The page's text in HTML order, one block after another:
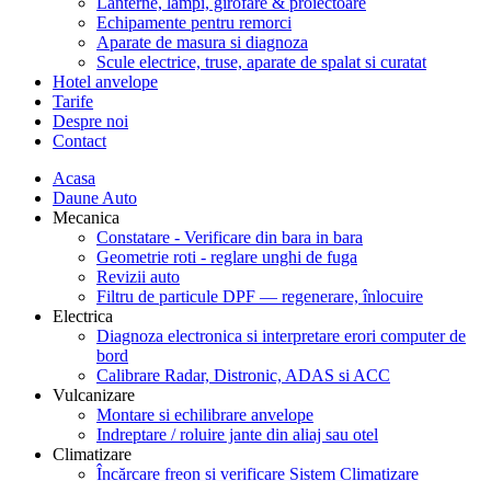
Echipamente pentru remorci
Aparate de masura si diagnoza
Scule electrice, truse, aparate de spalat si curatat
Hotel anvelope
Tarife
Despre noi
Contact
Acasa
Daune Auto
Mecanica
Constatare - Verificare din bara in bara
Geometrie roti - reglare unghi de fuga
Revizii auto
Filtru de particule DPF — regenerare, înlocuire
Electrica
Diagnoza electronica si interpretare erori computer de
bord
Calibrare Radar, Distronic, ADAS si ACC
Vulcanizare
Montare si echilibrare anvelope
Indreptare / roluire jante din aliaj sau otel
Climatizare
Încărcare freon și verificare Sistem Climatizare